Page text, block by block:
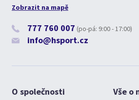
Zobrazit na mapě
777 760 007 (po-pá: 9:00 - 17:00)
info@hsport.cz
O společnosti Vše o